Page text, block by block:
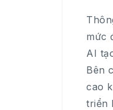
mức
AI
Bên
cao
triển